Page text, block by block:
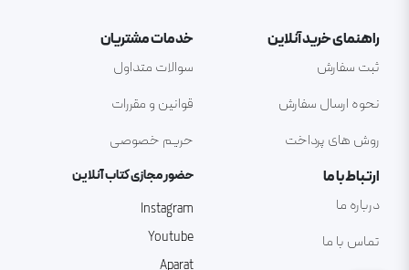
راهنمای خرید آنلاین
ثبت سفارش
نحوه ارسال سفارش
روش های پرداخت
خدمات مشتریان
سوالات متداول
قوانین و مقررات
حریم خصوصی
ارتباط با ما
درباره ما
تماس با ما
حضور مجازی کتاب آنلاین
Instagram
Youtube
Aparat